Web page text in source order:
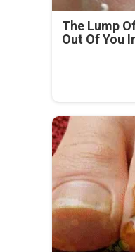
The Lump
Out Of You